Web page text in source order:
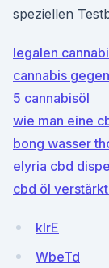
speziellen
legalen
cannabis
5 cannabisöl
wie man eine
bong wasser
elyria cbd
cbd öl
kIrE
WbeTd